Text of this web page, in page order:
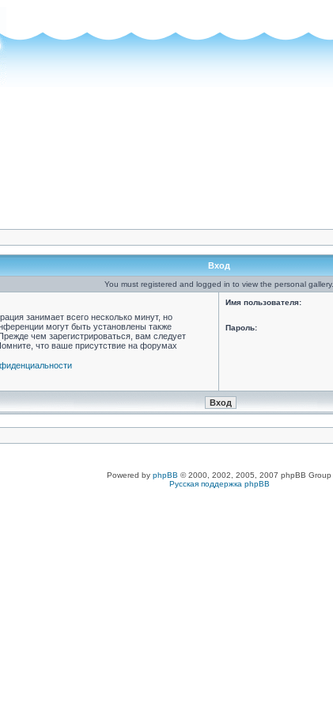
Вход
You must registered and logged in to view the personal gallery.
занимает всего несколько минут, но
могут быть установлены также
чем зарегистрироваться, вам следует
что ваше присутствие на форумах
Имя пользователя:
Пароль:
Powered by phpBB © 2000, 2002, 2005, 2007 phpBB Group
Русская поддержка phpBB